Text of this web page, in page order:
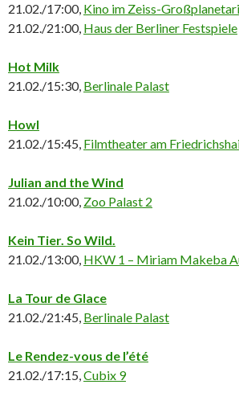
21.02./17:00, Kino im Zeiss-
21.02./21:00, Haus der Berliner Festspiele
Hot Milk
21.02./15:30, Berlinale Palast
Howl
21.02./15:45, Filmtheater am
Julian and the Wind
21.02./10:00, Zoo Palast 2
Kein Tier. So Wild.
21.02./13:00, HKW 1 – Miriam Makeba
La Tour de Glace
21.02./21:45, Berlinale Palast
Le Rendez-vous de l’été
21.02./17:15,Cubix 9